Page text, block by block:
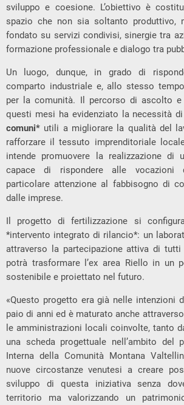
sviluppo e coesione. L’obiettivo è
spazio che non sia soltanto produttivo,
fondato su servizi condivisi, sinergie tra
formazione professionale e dialogo tra
Un luogo, dunque, in grado di
comparto industriale e, allo stesso
per la comunità. Il percorso di ascolto
questi mesi ha evidenziato la necessità
comuni* utili a migliorare la qualità del
rafforzare il tessuto imprenditoriale
intende promuovere la realizzazione di
capace di rispondere alle vocazioni
particolare attenzione al fabbisogno di
dalle imprese.
Il progetto di fertilizzazione si
*intervento integrato di rilancio*: un
attraverso la partecipazione attiva di
potrà trasformare l’ex area Riello in un
sostenibile e proiettato nel futuro.
«Questo progetto era già nelle intenzioni
paio di anni ed è maturato anche
le amministrazioni locali coinvolte, tanto
una scheda progettuale nell’ambito del
Interna della Comunità Montana
nuove circostanze venutesi a creare
sviluppo di questa iniziativa senza
territorio ma valorizzando un